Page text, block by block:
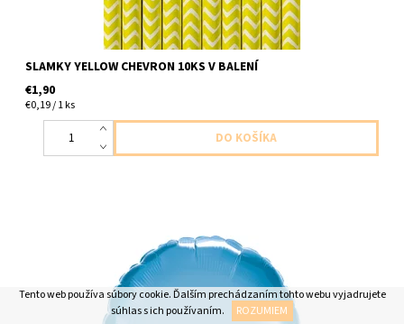
SLAMKY YELLOW CHEVRON 10KS V BALENÍ
€1,90
€0,19 / 1 ks
Fóliový balón v tvare kruhu modro chromovy 1ks v baleni velkost
46cm dodavame nenafukany
Tento web používa súbory cookie. Ďalším prechádzaním tohto webu vyjadrujete
súhlas s ich používaním.
ROZUMIEM